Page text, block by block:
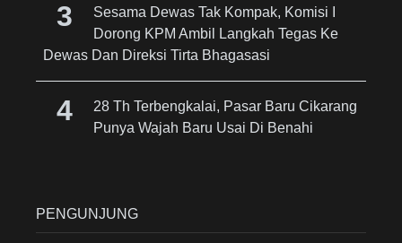
Sesama Dewas Tak Kompak, Komisi I
Dorong KPM Ambil Langkah Tegas Ke
Dewas Dan Direksi Tirta Bhagasasi
28 Th Terbengkalai, Pasar Baru Cikarang
Punya Wajah Baru Usai Di Benahi
PENGUNJUNG